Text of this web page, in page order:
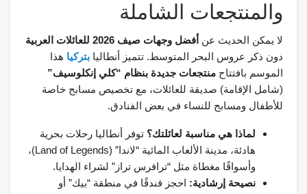
والمنتجعات الشاملة
لا يمكن الحديث عن أفضل وجهات صيف 2026 للعائلات العربية
دون ذكر عروس البحر المتوسط. تتميز أنطاليا بتركيا هذا
الموسم بافتتاح منتجعات جديدة بنظام “كلي إنكلوسيف”
(شامل الإقامة) صديقة للعائلات، مع تخصيص مسابح خاصة
للأطفال ومسابح للنساء في بعض الفنادق.
لماذا هي مناسبة لعائلتك؟ توفر أنطاليا رحلات بحرية
هادئة، مدينة الألعاب المائية “لاندا” (Land of Legends)،
وأسواقًا مغطاة مثل “ترافرس تراز” لشراء الهدايا.
نصيحة إرشادية: احجز فندقًا في منطقة “بيك” أو